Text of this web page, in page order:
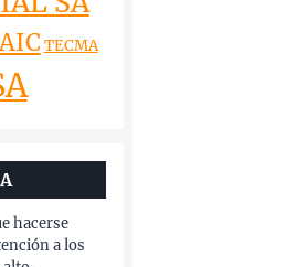
TECMA
hacerse
a los